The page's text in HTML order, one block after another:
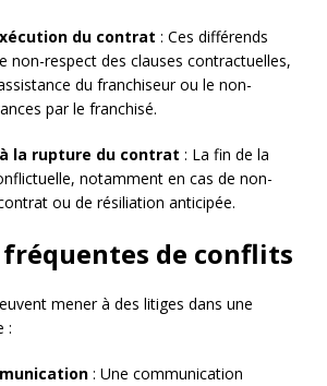
du contrat : Ces différends
non-respect des clauses contractuelles,
du franchiseur ou le non-
par le franchisé.
la rupture du contrat : La fin de la
notamment en cas de non-
ou de résiliation anticipée.
fréquentes de conflits
mener à des litiges dans une
:
: Une communication